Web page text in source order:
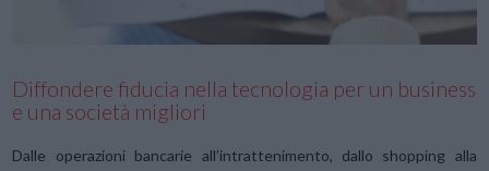
Diffondere fiducia nella tecnologia per un business
e una società migliori
Dalle operazioni bancarie all’intrattenimento, dallo shopping alla